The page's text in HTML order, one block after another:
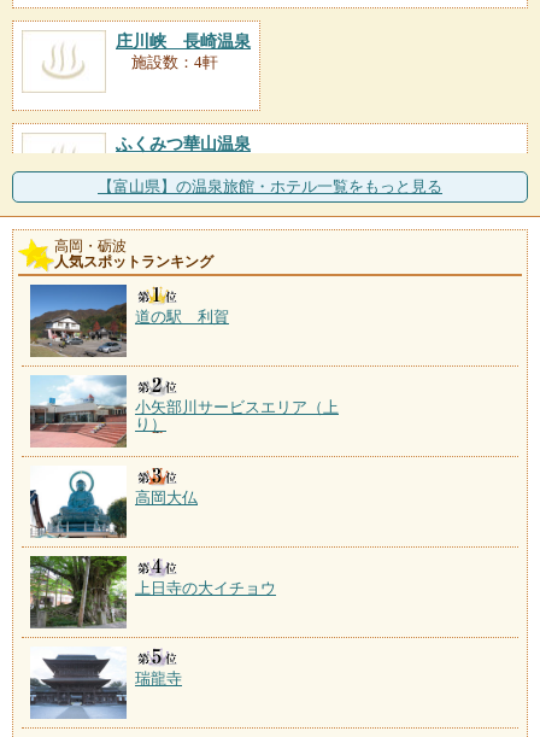
庄川峡 長崎温泉
施設数：4軒
ふくみつ華山温泉
立山連峰を望む田園の高台に建つ一軒宿が湯元。のど
かな村の風景を見渡す展
川合田温泉
施設数：1軒
【富山県】の温泉旅館・ホテル一覧をもっと見る
高岡・砺波
人気スポットランキング
道の駅 利賀
小矢部川サービスエリア（上
り）
高岡大仏
上日寺の大イチョウ
瑞龍寺